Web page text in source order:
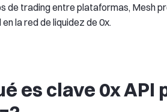
de trading entre plataformas, Mesh
la red de liquidez de 0x.
es clave 0x